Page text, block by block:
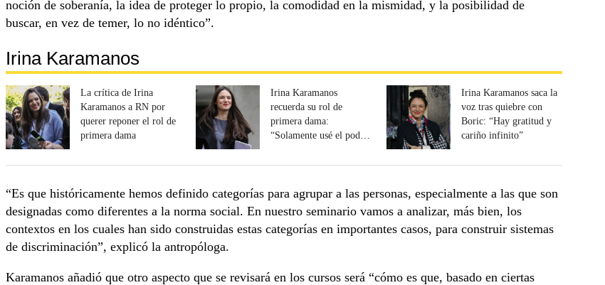
noción de soberanía, la idea de proteger lo propio, la comodidad en la mismidad, y la posibilidad de
buscar, en vez de temer, lo no idéntico”.
Irina Karamanos
La crítica de Irina
Karamanos a RN por
querer reponer el rol de
primera dama
Irina Karamanos
recuerda su rol de
primera dama:
“Solamente usé el poder
Irina Karamanos saca la
voz tras quiebre con
Boric: “Hay gratitud y
cariño infinito”
“Es que históricamente hemos definido categorías para agrupar a las personas, especialmente a las que son
designadas como diferentes a la norma social. En nuestro seminario vamos a analizar, más bien, los
contextos en los cuales han sido construidas estas categorías en importantes casos, para construir sistemas
de discriminación”, explicó la antropóloga.
Karamanos añadió que otro aspecto que se revisará en los cursos será “cómo es que, basado en ciertas